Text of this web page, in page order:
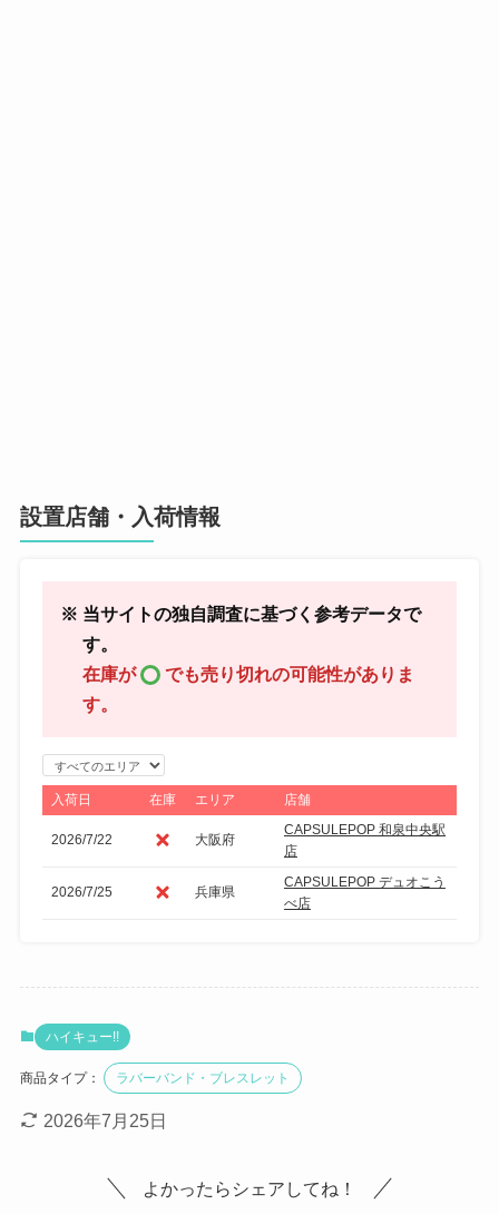
設置店舗・入荷情報
※ 当サイトの独自調査に基づく参考データで
す。
在庫が
でも売り切れの可能性がありま
す。
エ
リ
ア
で
り
入荷日 在庫 エリア 店舗
2026/7/22 大阪府
CAPSULEPOP 和泉中央駅
店
2026/7/25 兵庫県
CAPSULEPOP デュオこう
べ店
ハイキュー!!
商品タイプ： ラバーバンド・ブレスレット
2026年7月25日
よかったらシェアしてね！